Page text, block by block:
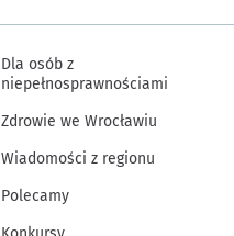
Dla osób z
niepełnosprawnościami
Zdrowie we Wrocławiu
Wiadomości z regionu
Polecamy